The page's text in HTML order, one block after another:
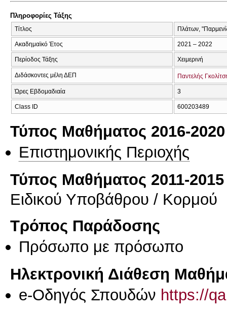
Πληροφορίες Τάξης
Τίτλος Πλάτων,
Ακαδημαϊκό Έτος 2021 – 2022
Περίοδος Τάξης Χειμερινή
Διδάσκοντες μέλη ΔΕΠ Παντελής
Ώρες Εβδομαδιαία 3
Class ID 600203489
Τύπος Μαθήματος 2016-2020
Επιστημονικής Περιοχής
Τύπος Μαθήματος 2011-2015
Ειδικού Υποβάθρου / Κορμού
Τρόπος Παράδοσης
Πρόσωπο με πρόσωπο
Ηλεκτρονική Διάθεση
e-Οδηγός Σπουδών https://